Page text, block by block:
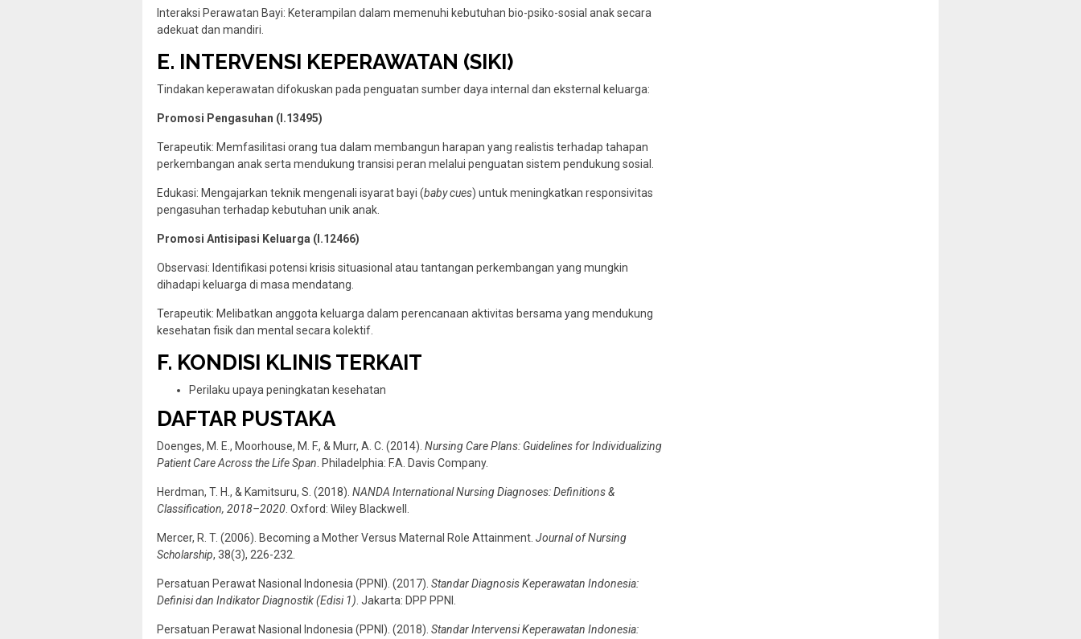
Interaksi Perawatan Bayi: Keterampilan dalam memenuhi kebutuhan bio-psiko-sosial anak secara
adekuat dan mandiri.
E. INTERVENSI KEPERAWATAN (SIKI)
Tindakan keperawatan difokuskan pada penguatan sumber daya internal dan eksternal keluarga:
Promosi Pengasuhan (I.13495)
Terapeutik: Memfasilitasi orang tua dalam membangun harapan yang realistis terhadap tahapan
perkembangan anak serta mendukung transisi peran melalui penguatan sistem pendukung sosial.
Edukasi: Mengajarkan teknik mengenali isyarat bayi (baby cues) untuk meningkatkan responsivitas
pengasuhan terhadap kebutuhan unik anak.
Promosi Antisipasi Keluarga (I.12466)
Observasi: Identifikasi potensi krisis situasional atau tantangan perkembangan yang mungkin
dihadapi keluarga di masa mendatang.
Terapeutik: Melibatkan anggota keluarga dalam perencanaan aktivitas bersama yang mendukung
kesehatan fisik dan mental secara kolektif.
F. KONDISI KLINIS TERKAIT
Perilaku upaya peningkatan kesehatan
DAFTAR PUSTAKA
Doenges, M. E., Moorhouse, M. F., & Murr, A. C. (2014). Nursing Care Plans: Guidelines for Individualizing
Patient Care Across the Life Span . Philadelphia: F.A. Davis Company.
Herdman, T. H., & Kamitsuru, S. (2018). NANDA International Nursing Diagnoses: Definitions &
Classification, 2018–2020 . Oxford: Wiley Blackwell.
Mercer, R. T. (2006). Becoming a Mother Versus Maternal Role Attainment. Journal of Nursing
Scholarship, 38(3), 226-232.
Persatuan Perawat Nasional Indonesia (PPNI). (2017). Standar Diagnosis Keperawatan Indonesia:
Definisi dan Indikator Diagnostik (Edisi 1) . Jakarta: DPP PPNI.
Persatuan Perawat Nasional Indonesia (PPNI). (2018). Standar Intervensi Keperawatan Indonesia: